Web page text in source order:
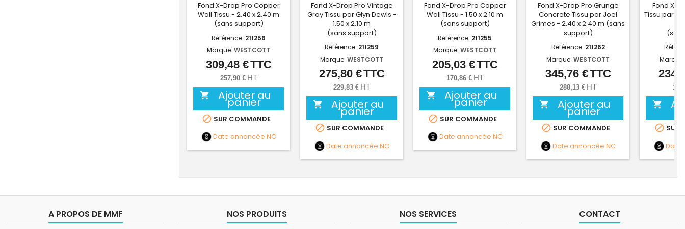
Fond X-Drop Pro Copper
Wall Tissu - 2.40 x 2.40 m
(sans support)
Référence: 211256
Marque: WESTCOTT
Prix
309,48 €TTC
257,90 € HT
 Ajouter au
panier
 SUR COMMANDE
Date annoncée NC
Fond X-Drop Pro Vintage
Gray Tissu par Glyn Dewis -
1.50 x 2.10 m
(sans support)
Référence: 211259
Marque: WESTCOTT
Prix
275,80 €TTC
229,83 € HT
 Ajouter au
panier
 SUR COMMANDE
Date annoncée NC
Fond X-Drop Pro Copper
Wall Tissu - 1.50 x 2.10 m
(sans support)
Référence: 211255
Marque: WESTCOTT
Prix
205,03 €TTC
170,86 € HT
 Ajouter au
panier
 SUR COMMANDE
Date annoncée NC
Fond X-Drop Pro Grunge
Concrete Tissu par Joel
Grimes - 2.40 x 2.40 m (sans
support)
Référence: 211262
Marque: WESTCOTT
Prix
345,76 €TTC
288,13 € HT
 Ajouter au
panier
 SUR COMMANDE
Date annoncée NC
Fond X-
Tissu par

 SUR
Date
A PROPOS DE MMF NOS PRODUITS NOS SERVICES CONTACT